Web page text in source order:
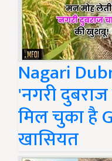
Nagari
'नगरी
मिल चुका है
खासियत